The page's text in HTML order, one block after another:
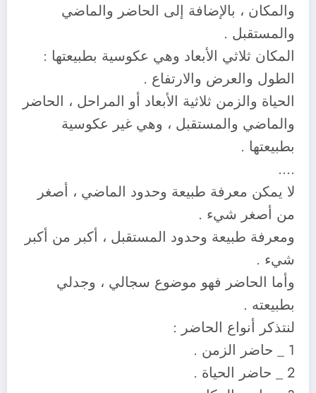
والمكان ، بالإضافة إلى الحاضر والماضي
والمستقبل .
المكان ثلاثي الأبعاد وهي عكوسية بطبيعتها :
الطول والعرض والارتفاع .
الحياة والزمن ثلاثية الأبعاد أو المراحل ، الحاضر
والماضي والمستقبل ، وهي غير عكوسية
بطبيعتها .
….
لا يمكن معرفة طبيعة وحدود الماضي ، أصغر
من أصغر شيء .
ومعرفة طبيعة وحدود المستقبل ، أكبر من أكبر
شيء .
وأما الحاضر فهو موضوع سجالي ، وجدلي
بطبيعته .
لنتذكر أنواع الحاضر :
1 _ حاضر الزمن .
2 _ حاضر الحياة .